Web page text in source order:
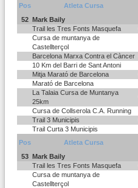
Pos
Atleta Cursa
52 Mark Baily
Trail les Tres Fonts Masquefa
Cursa de muntanya de
Castellterçol
Barcelona Marxa Contra el Càncer
10 Km del Barri de Sant Antoni
Mitja Marató de Barcelona
Marató de Barcelona
La Talaia Cursa de Muntanya
25km
Cursa de Collserola C.A. Running
Trail 3 Municipis
Trail Curta 3 Municipis
Pos
Atleta Cursa
53 Mark Baily
Trail les Tres Fonts Masquefa
Cursa de muntanya de
Castellterçol